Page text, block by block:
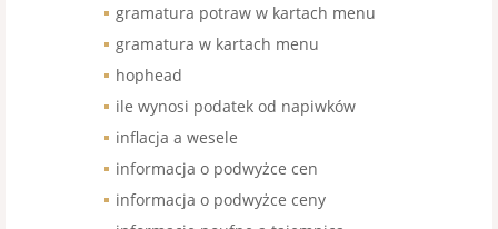
gramatura potraw w kartach menu
gramatura w kartach menu
hophead
ile wynosi podatek od napiwków
inflacja a wesele
informacja o podwyżce cen
informacja o podwyżce ceny